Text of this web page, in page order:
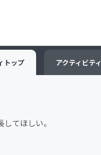
トップ アクティビティ
てほしい。